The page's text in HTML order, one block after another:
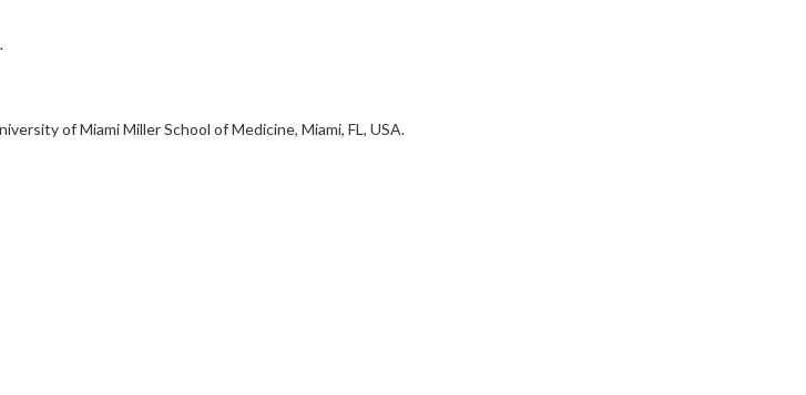
of Miami Miller School of Medicine, Miami, FL, USA.